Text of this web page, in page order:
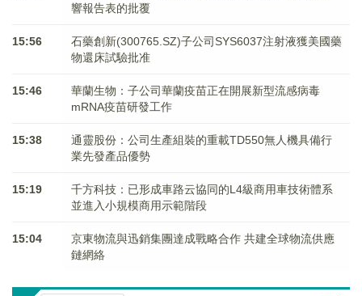
響報告表的批覆
15:56
石藥創新(300765.SZ)子公司SYS6037注射液獲美國藥
物還床試驗批准
15:46
華蘭生物：子公司華蘭疫苗正在開展新型流感病毒
mRNA疫苗研發工作
15:38
通靈股份：公司生產組裝的重載TD550無人機具備行
業先發產品優勢
15:19
千方科技：已形成車路云協同的L4級商用車技術體系
並進入小規模商用示範階段
15:04
京東物流與迅銷集團達成戰略合作 共建全球物流供應
鏈網絡